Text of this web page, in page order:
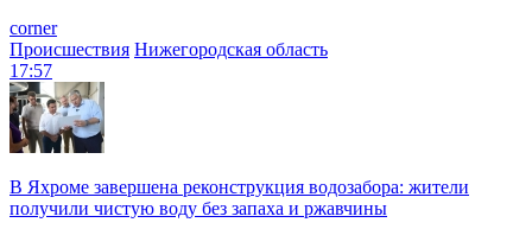
corner
Происшествия Нижегородская область
17:57
В Яхроме завершена реконструкция водозабора: жители
получили чистую воду без запаха и ржавчины